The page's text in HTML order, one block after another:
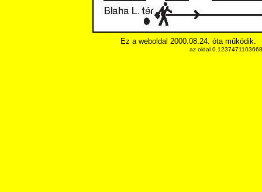
Ez a weboldal 2000.08.24. óta működik.
az oldal